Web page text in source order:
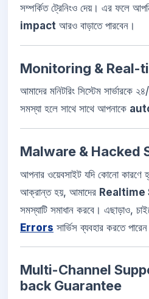
সম্পর্কিত ট্রেনিংও দেয়। এর ফলে
impact আরও বাড়াতে পারবেন।
Monitoring & Real-
আমাদের মনিটরিং সিস্টেম সার্ভারকে
সমস্যা হলে সাথে সাথে আপনাকে
Malware & Hacked
আপনার ওয়েবসাইট যদি কোনো কারণে
আক্রান্ত হয়, আমাদের Realtime
সমস্যাটি সমাধান করবে। এছাড়াও,
Errors সার্ভিস ব্যবহার করতে
Multi-Channel
back Guarantee